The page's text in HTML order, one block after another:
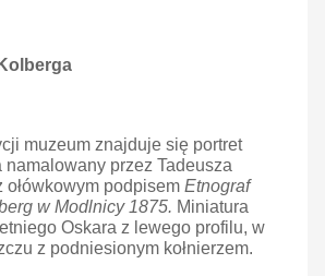
muzeum znajduje się portret
namalowany przez Tadeusza
ołówkowym podpisem Etnograf
w Modlnicy 1875. Miniatura
Oskara z lewego profilu, w
z podniesionym kołnierzem.